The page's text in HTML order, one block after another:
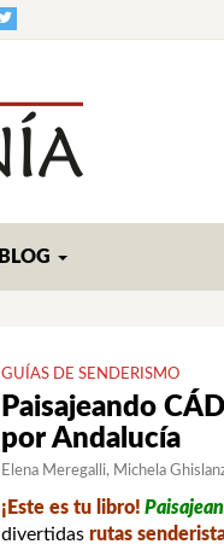
BLOG
GUÍAS DE SENDERISMO
Paisajeando
por Andalucía
Elena Meregalli Michela
¡Este es tu libro!
divertidas rutas